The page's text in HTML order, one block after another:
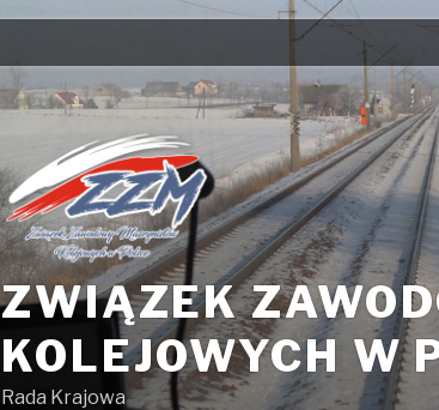
ZWIĄZEK
KOLEJOWYCH W
Rada Krajowa